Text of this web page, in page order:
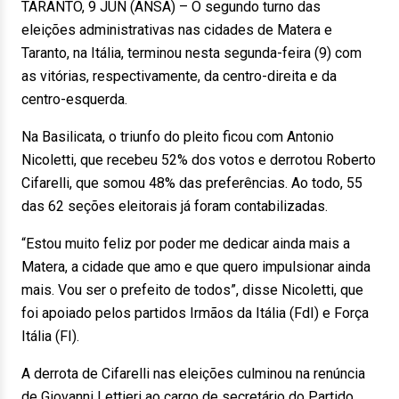
TARANTO, 9 JUN (ANSA) – O segundo turno das
eleições administrativas nas cidades de Matera e
Taranto, na Itália, terminou nesta segunda-feira (9) com
as vitórias, respectivamente, da centro-direita e da
centro-esquerda.
Na Basilicata, o triunfo do pleito ficou com Antonio
Nicoletti, que recebeu 52% dos votos e derrotou Roberto
Cifarelli, que somou 48% das preferências. Ao todo, 55
das 62 seções eleitorais já foram contabilizadas.
“Estou muito feliz por poder me dedicar ainda mais a
Matera, a cidade que amo e que quero impulsionar ainda
mais. Vou ser o prefeito de todos”, disse Nicoletti, que
foi apoiado pelos partidos Irmãos da Itália (FdI) e Força
Itália (FI).
A derrota de Cifarelli nas eleições culminou na renúncia